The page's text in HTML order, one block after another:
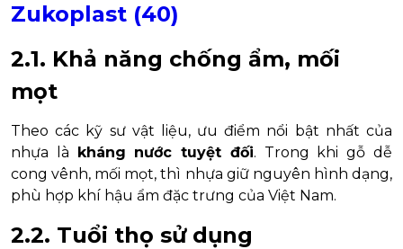
2.1. Khả năng chống ẩm, mối
mọt
Theo các kỹ sư vật liệu, ưu điểm nổi bật nhất của
nhựa là kháng nước tuyệt đối. Trong khi gỗ dễ
cong vênh, mối mọt, thì nhựa giữ nguyên hình dạng,
phù hợp khí hậu ẩm đặc trưng của Việt Nam.
2.2. Tuổi thọ sử dụng